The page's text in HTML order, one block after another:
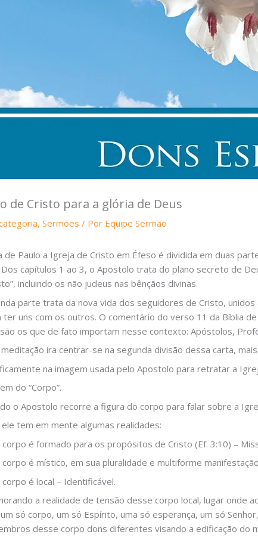
de Cristo para a glória de Deus
,Sermões / Por Equipe Sermão
de Paulo a Igreja de Cristo em Éfeso é dividida em duas
capítulos 1 ao 3, o Apostolo trata do plano secreto de
incluindo os não judeus nas bênçãos divinas.
parte trata da nova vida dos seguidores de Cristo,
ter uns com os outros. O comentário do verso 11 da Bíblia
os que de fato importam nesse contexto: Apóstolos,
ira centrar-se na segunda divisão dessa carta, mais
na imagem usada pelo Apostolo para retratar a
do “Corpo”.
o Apostolo recorre a figura do corpo para falar sobre a
tem em mente algumas realidades:
corpo é formado para os propósitos de Cristo (Ef. 3:10) –
corpo é místico, em sua pluralidade e multiforme manifestação
corpo é local – Identificável.
a realidade de tensão desse corpo local, lugar onde
só corpo, um só Espírito, uma só esperança, um só
desse corpo dons diferentes visando a edificação do